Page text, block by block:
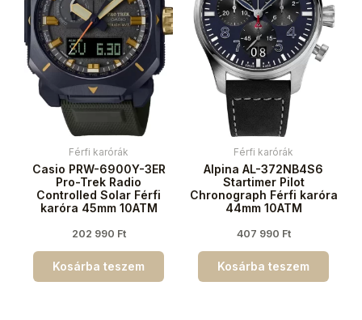
Férfi karórák
Casio PRW-6900Y-3ER
Pro-Trek Radio
Controlled Solar Férfi
karóra 45mm 10ATM
202 990 Ft
Kosárba teszem
Férfi karórák
Alpina AL-372NB4S6
Startimer Pilot
Chronograph Férfi karóra
44mm 10ATM
407 990 Ft
Kosárba teszem